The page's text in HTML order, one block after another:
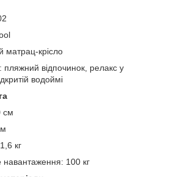
матрац-крісло
пляжний відпочинок, релакс у
водоймі
см
кг
100 кг